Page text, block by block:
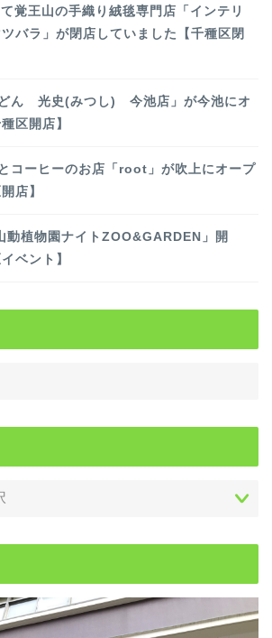
覚王山の手織り絨毯専門店「インテリ
バラ」が閉店していました【千種区閉
ん 光史(みつし) 今池店」が今池にオ
区開店】
コーヒーのお店「root」が吹上にオープ
店】
動植物園ナイトZOO&GARDEN」開
ベント】